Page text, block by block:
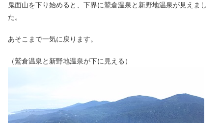
鬼面山を下り始めると、下界に鷲倉温泉と新野地温泉が見えまし
た。
あそこまで一気に戻ります。
（鷲倉温泉と新野地温泉が下に見える）